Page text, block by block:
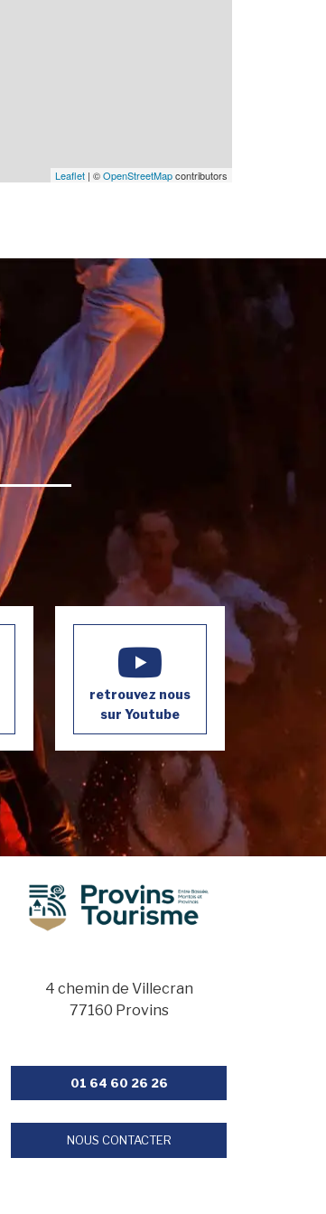
Leaflet | ©OpenStreetMapcontributors
retrouvez nous
sur Youtube
4 chemin de Villecran
77160 Provins
01 64 60 26 26
NOUS CONTACTER